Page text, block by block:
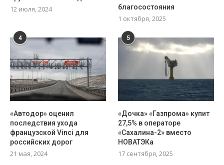
12 июля, 2024
благосостояния
1 октября, 2025
4
«Автодор» оценил
последствия ухода
французской Vinci для
российских дорог
21 мая, 2024
5
«Дочка» «Газпрома» купит
27,5% в операторе
«Сахалина-2» вместо
НОВАТЭКа
17 сентября, 2025